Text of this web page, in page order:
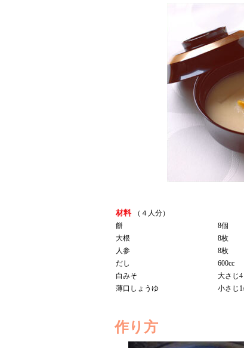
材料
（４人分）
餅
8個
大根
8枚
人参
8枚
だし
600cc
白みそ
大さじ4
薄口しょうゆ
小さじ
作り方